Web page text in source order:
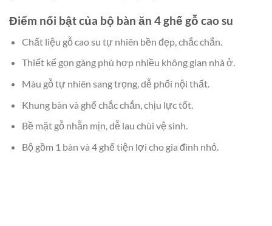
Điểm nổi bật của bộ bàn ăn 4 ghế gỗ cao su
Chất liệu gỗ cao su tự nhiên bền đẹp, chắc chắn.
Thiết kế gọn gàng phù hợp nhiều không gian nhà ở.
Màu gỗ tự nhiên sang trọng, dễ phối nội thất.
Khung bàn và ghế chắc chắn, chịu lực tốt.
Bề mặt gỗ nhẵn mịn, dễ lau chùi vệ sinh.
Bộ gồm 1 bàn và 4 ghế tiện lợi cho gia đình nhỏ.